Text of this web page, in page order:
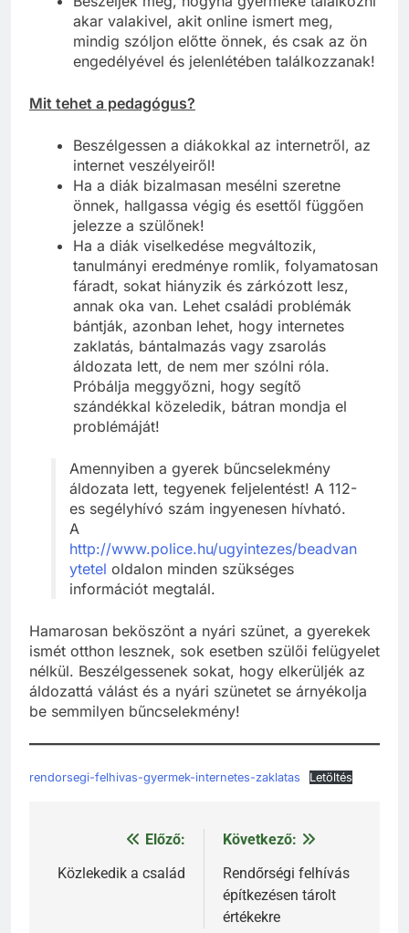
akar valakivel, akit online ismert meg,
mindig szóljon előtte önnek, és csak az ön
engedélyével és jelenlétében találkozzanak!
Mit tehet a pedagógus?
Beszélgessen a diákokkal az internetről, az
internet veszélyeiről!
Ha a diák bizalmasan mesélni szeretne
önnek, hallgassa végig és esettől függően
jelezze a szülőnek!
Ha a diák viselkedése megváltozik,
tanulmányi eredménye romlik, folyamatosan
fáradt, sokat hiányzik és zárkózott lesz,
annak oka van. Lehet családi problémák
bántják, azonban lehet, hogy internetes
zaklatás, bántalmazás vagy zsarolás
áldozata lett, de nem mer szólni róla.
Próbálja meggyőzni, hogy segítő
szándékkal közeledik, bátran mondja el
problémáját!
Amennyiben a gyerek bűncselekmény
áldozata lett, tegyenek feljelentést! A 112-
es segélyhívó szám ingyenesen hívható.
A
http://www.police.hu/ugyintezes/beadvan
ytetel oldalon minden szükséges
információt megtalál.
Hamarosan beköszönt a nyári szünet, a gyerekek
ismét otthon lesznek, sok esetben szülői felügyelet
nélkül. Beszélgessenek sokat, hogy elkerüljék az
áldozattá válást és a nyári szünetet se árnyékolja
be semmilyen bűncselekmény!
rendorsegi-felhivas-gyermek-internetes-zaklatas Letöltés
Bejegyzés
navigáció
Előző:
Közlekedik a család
Következő:
Rendőrségi felhívás
építkezésen tárolt
értékekre